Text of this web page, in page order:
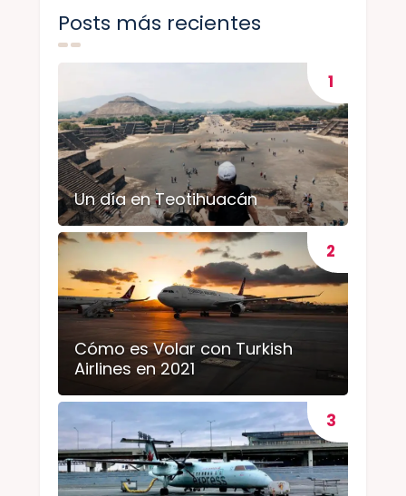
Posts más recientes
Un día en Teotihuacán
Cómo es Volar con Turkish
Airlines en 2021